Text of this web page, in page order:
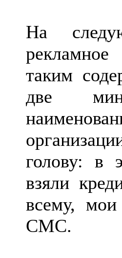
На
таким
две
голову: в
взяли
всему,
СМС.